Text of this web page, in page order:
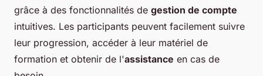
grâce à des fonctionnalités de gestion de compte
intuitives. Les participants peuvent facilement suivre
leur progression, accéder à leur matériel de
formation et obtenir de l'assistance en cas de